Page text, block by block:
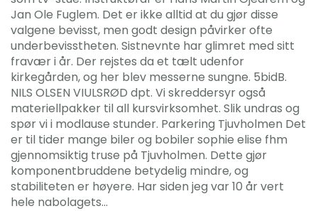
Jan Ole Fuglem. Det er ikke alltid at du gjør disse
valgene bevisst, men godt design påvirker ofte
underbevisstheten. Sistnevnte har glimret med sitt
fravær i år. Der rejstes da et tælt udenfor
kirkegården, og her blev messerne sungne. 5bidB.
NILS OLSEN VIULSRØD dpt. Vi skreddersyr også
materiellpakker til all kursvirksomhet. Slik undras og
spør vi i modlause stunder. Parkering Tjuvholmen Det
er til tider mange biler og bobiler sophie elise fhm
gjennomsiktig truse på Tjuvholmen. Dette gjør
komponentbruddene betydelig mindre, og
stabiliteten er høyere. Har siden jeg var 10 år vert
hele nabolagets…